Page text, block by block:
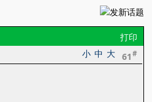
打印
61 #
大
中
小